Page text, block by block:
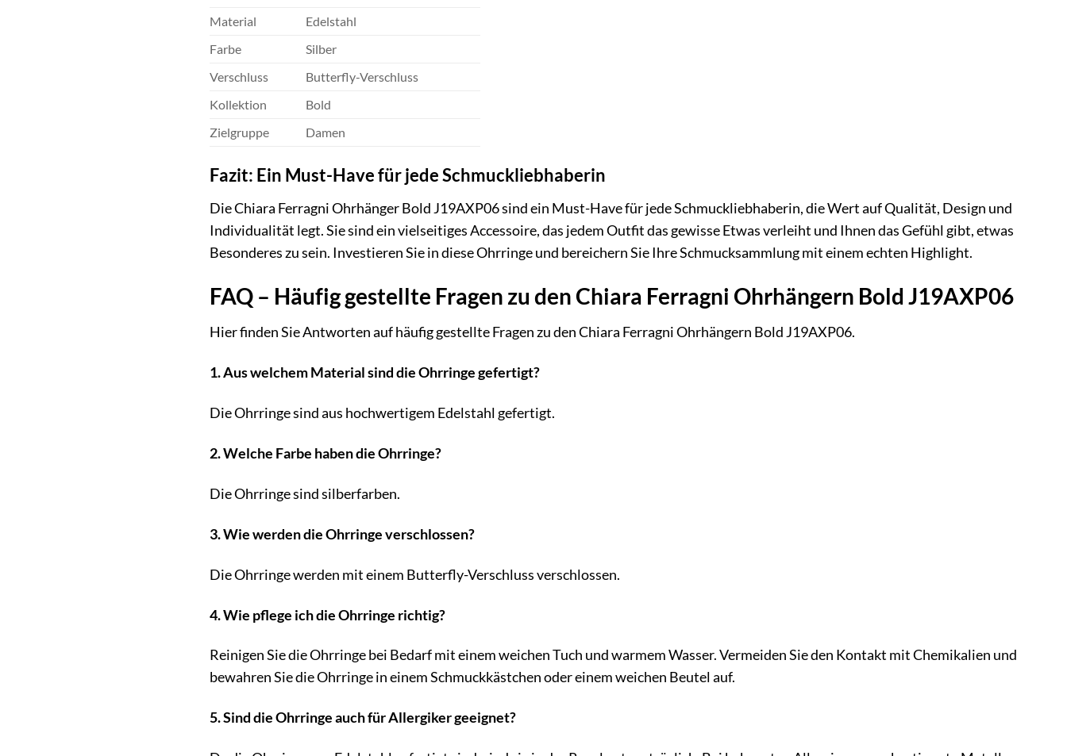
Material
Edelstahl
Farbe
Silber
Verschluss
Butterfly-Verschluss
Kollektion
Bold
Zielgruppe
Damen
Fazit: Ein Must-Have für jede Schmuckliebhaberin
Die Chiara Ferragni Ohrhänger Bold J19AXP06 sind ein Must-Have für jede Schmuckliebhaberin, die Wert auf Qualität, Design und
Individualität legt. Sie sind ein vielseitiges Accessoire, das jedem Outfit das gewisse Etwas verleiht und Ihnen das Gefühl gibt, etwas
Besonderes zu sein. Investieren Sie in diese Ohrringe und bereichern Sie Ihre Schmucksammlung mit einem echten Highlight.
FAQ – Häufig gestellte Fragen zu den Chiara Ferragni Ohrhängern Bold J19AXP06
Hier finden Sie Antworten auf häufig gestellte Fragen zu den Chiara Ferragni Ohrhängern Bold J19AXP06.
1. Aus welchem Material sind die Ohrringe gefertigt?
Die Ohrringe sind aus hochwertigem Edelstahl gefertigt.
2. Welche Farbe haben die Ohrringe?
Die Ohrringe sind silberfarben.
3. Wie werden die Ohrringe verschlossen?
Die Ohrringe werden mit einem Butterfly-Verschluss verschlossen.
4. Wie pflege ich die Ohrringe richtig?
Reinigen Sie die Ohrringe bei Bedarf mit einem weichen Tuch und warmem Wasser. Vermeiden Sie den Kontakt mit Chemikalien und
bewahren Sie die Ohrringe in einem Schmuckkästchen oder einem weichen Beutel auf.
5. Sind die Ohrringe auch für Allergiker geeignet?